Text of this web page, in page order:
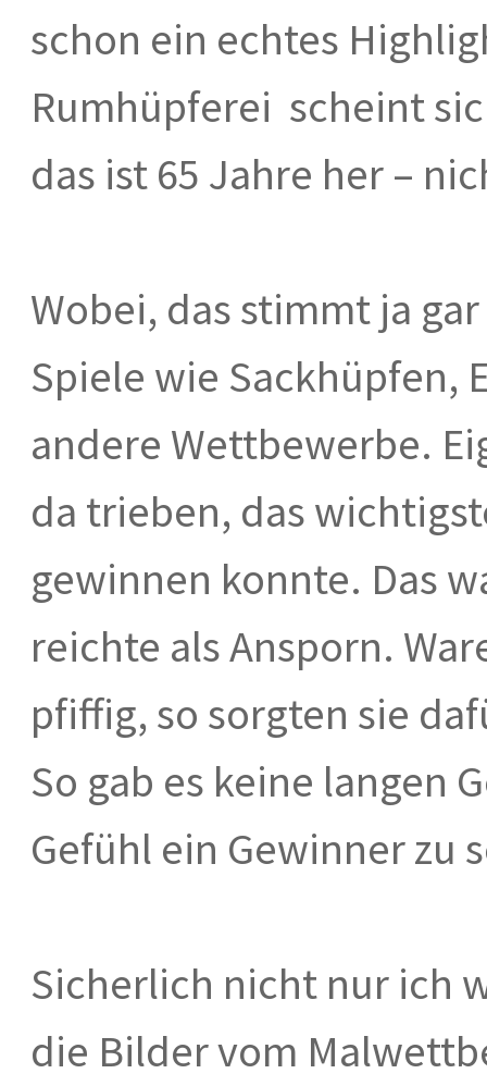
schon ein echtes
Rumhüpferei scheint
das ist 65 Jahre her –
Wobei, das stimmt ja
Spiele wie Sackhüpfen,
andere Wettbewerbe.
da trieben, das
gewinnen konnte. Das
reichte als Ansporn.
pfiffig, so sorgten sie
So gab es keine langen
Gefühl ein Gewinner zu
Sicherlich nicht nur ich
die Bilder vom